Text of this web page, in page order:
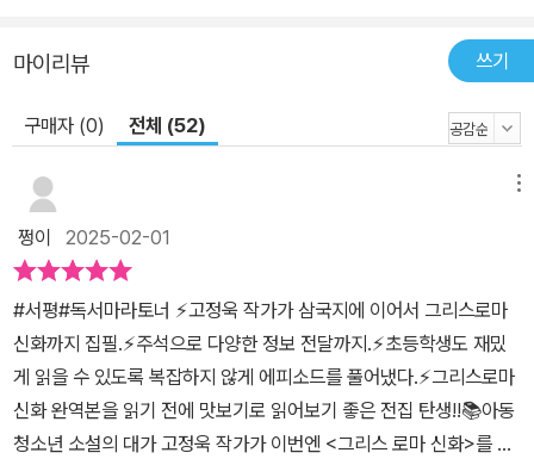
마이리뷰 쓰기
구매자 (0) 전체 (52)
쩡이 2025-02-01
#서평#독서마라토너 ⚡️고정욱 작가가 삼국지에 이어서 그리스로마
신화까지 집필.⚡️주석으로 다양한 정보 전달까지.⚡️초등학생도 재밌
게 읽을 수 있도록 복잡하지 않게 에피소드를 풀어냈다.⚡️그리스로마
신화 완역본을 읽기 전에 맛보기로 읽어보기 좋은 전집 탄생!!📚아동
청소년 소설의 대가 고정욱 작가가 이번엔 <그리스 로마 신화>를 집